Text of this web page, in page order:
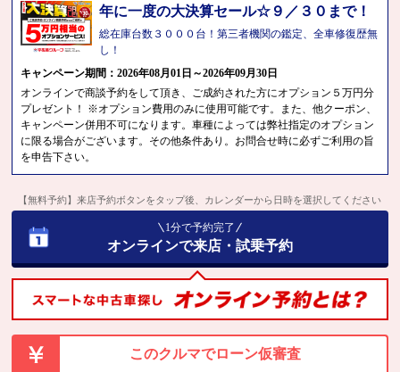
年に一度の大決算セール☆９／３０まで！
総在庫台数３０００台！第三者機関の鑑定、全車修復歴無
し！
キャンペーン期間：2026年08月01日～2026年09月30日
オンラインで商談予約をして頂き、ご成約された方にオプション５万円分
プレゼント！ ※オプション費用のみに使用可能です。また、他クーポン、
キャンペーン併用不可になります。車種によっては弊社指定のオプション
に限る場合がございます。その他条件あり。お問合せ時に必ずご利用の旨
を申告下さい。
【無料予約】来店予約ボタンをタップ後、カレンダーから日時を選択してください
1分で予約完了
オンラインで来店・試乗予約
このクルマでローン仮審査